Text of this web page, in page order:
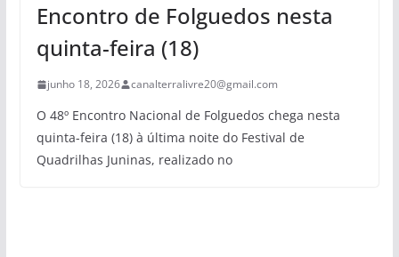
Encontro de Folguedos nesta
quinta-feira (18)
junho 18, 2026 canalterralivre20@gmail.com
O 48º Encontro Nacional de Folguedos chega nesta
quinta-feira (18) à última noite do Festival de
Quadrilhas Juninas, realizado no